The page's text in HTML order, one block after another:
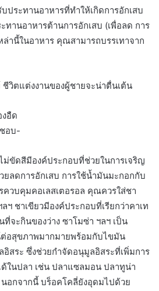
ระทานอาหารที่ทำให้เกิดการอักเสบ
ทานอาหารต้านการอักเสบ (เพื่อลด การ
านี้ในอาหาร คุณสามารถบรรเทาจาก
วิตแต่งงานของผู้ชายจะน่าตื่นเต้น
อืด
อบ-
ขัดสีมีองค์ประกอบที่ช่วยในการเจริญ
ลดการอักเสบ การใช้น้ำมันมะกอกกับ
วบคุมคอเลสเตอรอล คุณควรใส่ชา
ชาเขียวมีองค์ประกอบที่เรียกว่าคาเท
จะกินของว่าง ซาโมซ่า ฯลฯ เป็น
ต่อสุขภาพมากมายพร้อมกับไขมัน
ระ ซึ่งช่วยกำจัดอนุมูลอิสระที่เพิ่มการ
ในปลา เช่น ปลาแซลมอน ปลาทูน่า
อกจากนี้ บร็อคโคลี่ยังอุดมไปด้วย